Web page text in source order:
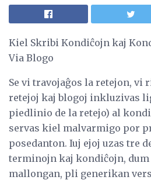
Kiel Skribi Kondiĉojn kaj
Via Blogo
Se vi travojaĝos la retejon, vi
retejoj kaj blogoj inkluzivas
piedlinio de la retejo) al
servas kiel malvarmigo por
posedanton. Iuj ejoj uzas tre
terminojn kaj kondiĉojn,
mallongan, pli generikan